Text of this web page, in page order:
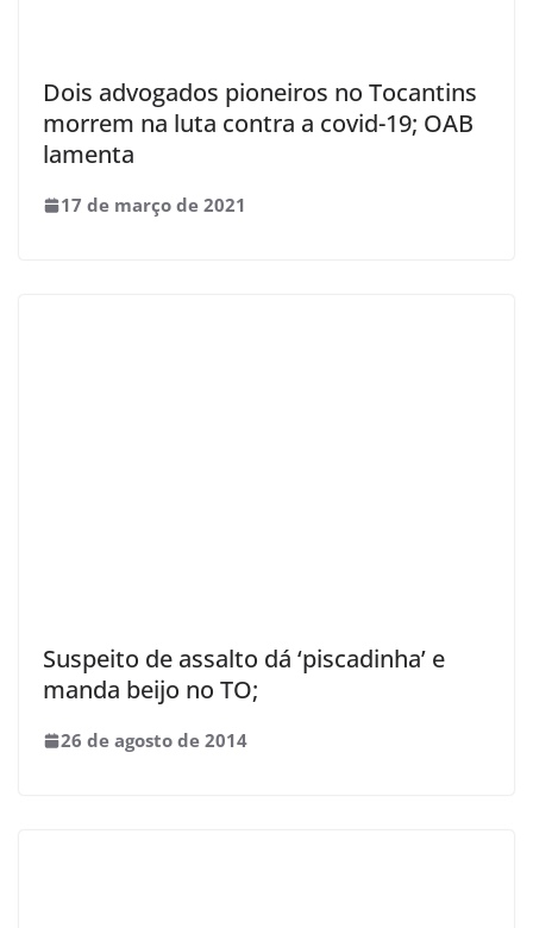
Dois advogados pioneiros no Tocantins
morrem na luta contra a covid-19; OAB
lamenta
17 de março de 2021
Suspeito de assalto dá ‘piscadinha’ e
manda beijo no TO;
26 de agosto de 2014